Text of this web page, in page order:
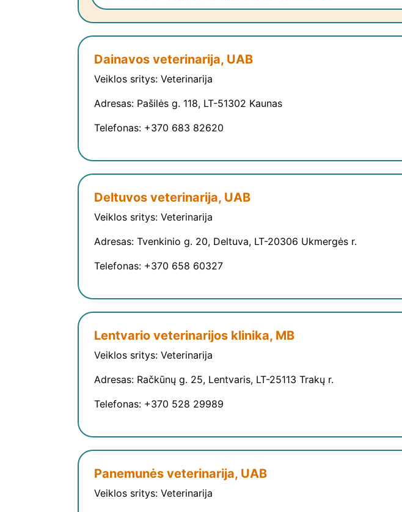
Dainavos veterinarija, UAB
Veiklos sritys: Veterinarija
Adresas: Pašilės g. 118, LT-51302 Kaunas
Telefonas: +370 683 82620
Deltuvos veterinarija, UAB
Veiklos sritys: Veterinarija
Adresas: Tvenkinio g. 20, Deltuva, LT-20306 Ukmergės r.
Telefonas: +370 658 60327
Lentvario veterinarijos klinika, MB
Veiklos sritys: Veterinarija
Adresas: Račkūnų g. 25, Lentvaris, LT-25113 Trakų r.
Telefonas: +370 528 29989
Panemunės veterinarija, UAB
Veiklos sritys: Veterinarija